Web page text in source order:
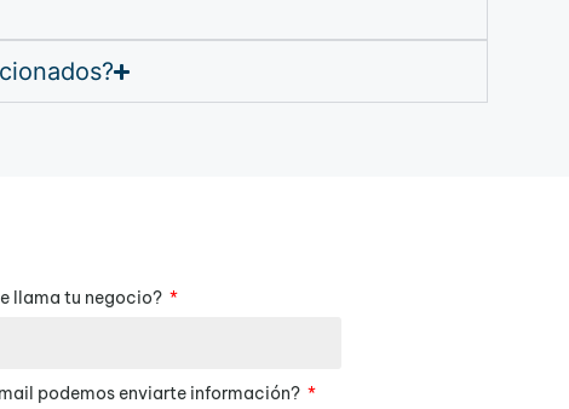
llama tu negocio?
podemos enviarte información?